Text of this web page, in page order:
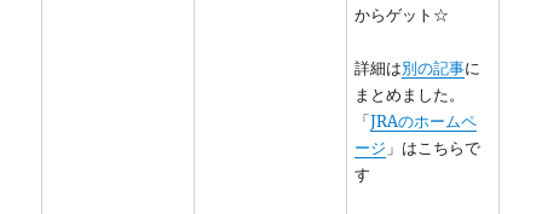
からゲット☆
詳細は別の記事に
まとめました。
「JRAのホームペ
ージ 」はこちらで
す